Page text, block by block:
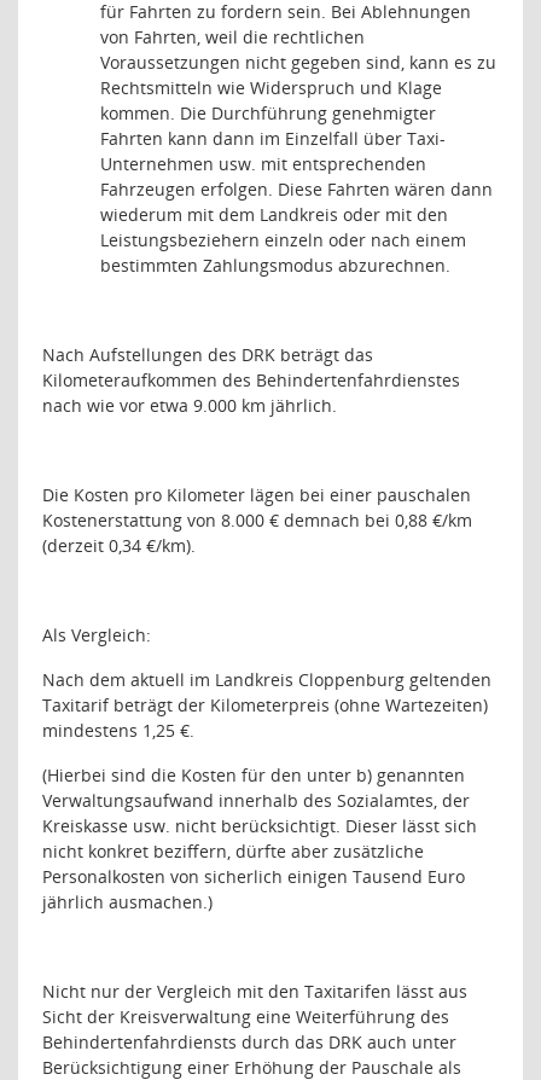
für Fahrten zu fordern sein. Bei Ablehnungen
von Fahrten, weil die rechtlichen
Voraussetzungen nicht gegeben sind, kann es zu
Rechtsmitteln wie Widerspruch und Klage
kommen. Die Durchführung genehmigter
Fahrten kann dann im Einzelfall über Taxi-
Unternehmen usw. mit entsprechenden
Fahrzeugen erfolgen. Diese Fahrten wären dann
wiederum mit dem Landkreis oder mit den
Leistungsbeziehern einzeln oder nach einem
bestimmten Zahlungsmodus abzurechnen.
Nach Aufstellungen des DRK beträgt das
Kilometeraufkommen des Behindertenfahrdienstes
nach wie vor etwa 9.000 km jährlich.
Die Kosten pro Kilometer lägen bei einer pauschalen
Kostenerstattung von 8.000 € demnach bei 0,88 €/km
(derzeit 0,34 €/km).
Als Vergleich:
Nach dem aktuell im Landkreis Cloppenburg geltenden
Taxitarif beträgt der Kilometerpreis (ohne Wartezeiten)
mindestens 1,25 €.
(Hierbei sind die Kosten für den unter b) genannten
Verwaltungsaufwand innerhalb des Sozialamtes, der
Kreiskasse usw. nicht berücksichtigt. Dieser lässt sich
nicht konkret beziffern, dürfte aber zusätzliche
Personalkosten von sicherlich einigen Tausend Euro
jährlich ausmachen.)
Nicht nur der Vergleich mit den Taxitarifen lässt aus
Sicht der Kreisverwaltung eine Weiterführung des
Behindertenfahrdiensts durch das DRK auch unter
Berücksichtigung einer Erhöhung der Pauschale als